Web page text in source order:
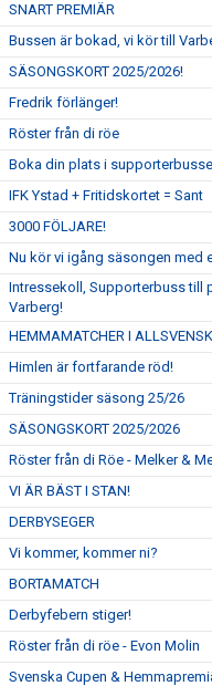
SNART PREMIÄR
Bussen är bokad, vi kör till
SÄSONGSKORT 2025/2026!
Fredrik förlänger!
Röster från di röe
Boka din plats i
IFK Ystad + Fritidskortet = Sant
3000 FÖLJARE!
Nu kör vi igång säsongen med
Intressekoll, Supporterbuss till
Varberg!
HEMMAMATCHER I
Himlen är fortfarande röd!
Träningstider säsong 25/26
SÄSONGSKORT 2025/2026
Röster från di Röe - Melker &
VI ÄR BÄST I STAN!
DERBYSEGER
Vi kommer, kommer ni?
BORTAMATCH
Derbyfebern stiger!
Röster från di röe - Evon Molin
Svenska Cupen &